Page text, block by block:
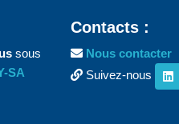
sous
SA
Contacts :
Nous contacter
Suivez-nous